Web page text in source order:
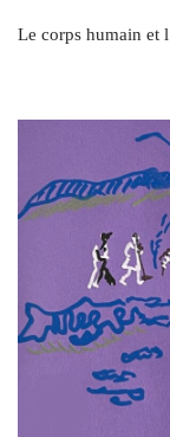
Le corps humain et